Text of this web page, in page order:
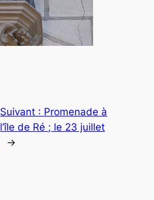
Suivant : Promenade à
l’île de Ré ; le 23 juillet
→